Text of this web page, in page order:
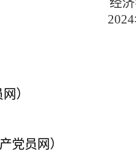
）
党员网）